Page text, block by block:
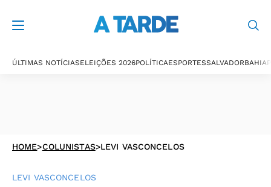
ÚLTIMAS NOTÍCIASELEIÇÕES 2026POLÍTICAESPORTESSALVADORBAHIA
HOME>COLUNISTAS>LEVI VASCONCELOS
LEVI VASCONCELOS